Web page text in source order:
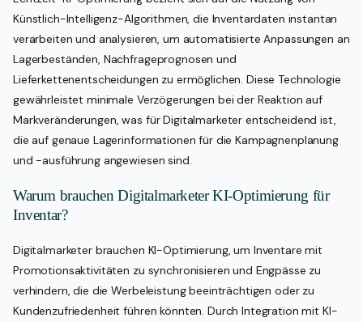
Künstlich-Intelligenz-Algorithmen, die Inventardaten instantan
verarbeiten und analysieren, um automatisierte Anpassungen an
Lagerbeständen, Nachfrageprognosen und
Lieferkettenentscheidungen zu ermöglichen. Diese Technologie
gewährleistet minimale Verzögerungen bei der Reaktion auf
Markveränderungen, was für Digitalmarketer entscheidend ist,
die auf genaue Lagerinformationen für die Kampagnenplanung
und -ausführung angewiesen sind.
Warum brauchen Digitalmarketer KI-Optimierung für
Inventar?
Digitalmarketer brauchen KI-Optimierung, um Inventare mit
Promotionsaktivitäten zu synchronisieren und Engpässe zu
verhindern, die die Werbeleistung beeinträchtigen oder zu
Kundenzufriedenheit führen könnten. Durch Integration mit KI-